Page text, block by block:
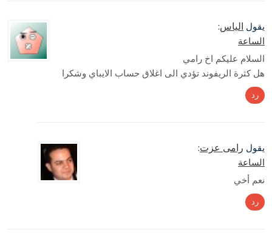
يقول الياس:
الساعة
السلام عليكم اخ رامي
هل كثرة الريفوند تؤدي الى اغلاق حساب الايباي وشكرا
رد
يقول رامى عزت:
الساعة
نعم أخي
رد